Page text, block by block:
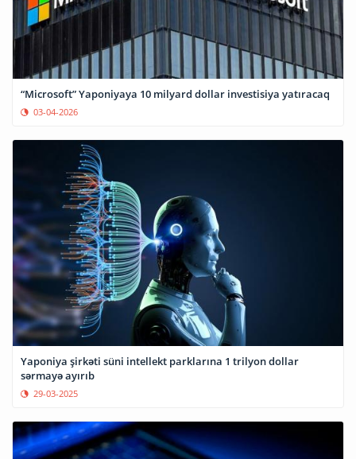
“Microsoft” Yaponiyaya 10 milyard dollar investisiya yatıracaq
03-04-2026
Yaponiya şirkəti süni intellekt parklarına 1 trilyon dollar
sərmayə ayırıb
29-03-2025